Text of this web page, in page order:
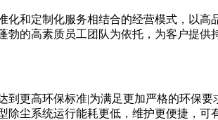
化和定制化服务相结合的经营模式，以
勃的高素质员工团队为依托，为客户提供
到更高环保标准|为满足更加严格的环保
除尘系统运行能耗更低，维护更便捷，